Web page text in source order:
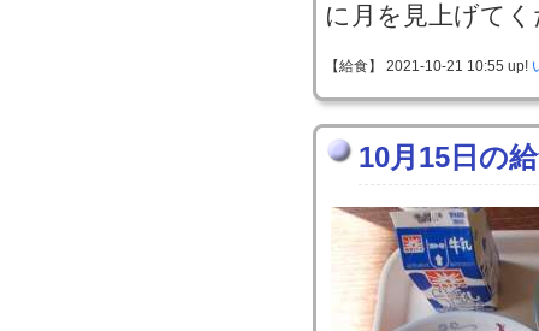
に月を見上げて
【給食】 2021-10-21 10:55 up!
10月15日の